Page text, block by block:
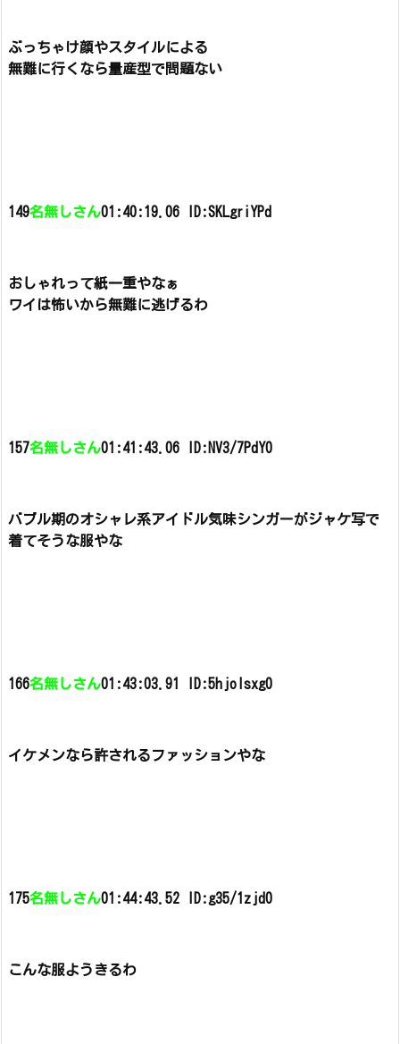
ぶっちゃけ顔やスタイルによる
無難に行くなら量産型で問題ない
149名無しさん01:40:19.06 ID:SKLgriYPd
おしゃれって紙一重やなぁ
ワイは怖いから無難に逃げるわ
157名無しさん01:41:43.06 ID:NV3/7PdY0
バブル期のオシャレ系アイドル気味シンガーがジャケ写で
着てそうな服やな
166名無しさん01:43:03.91 ID:5hjoIsxg0
イケメンなら許されるファッションやな
175名無しさん01:44:43.52 ID:g35/1zjd0
こんな服ようきるわ